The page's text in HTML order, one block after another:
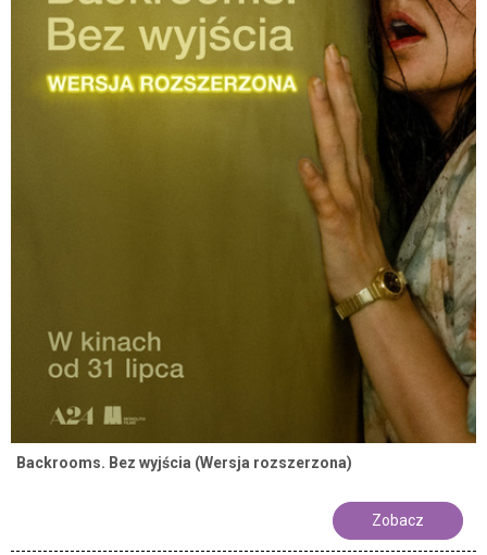
Backrooms. Bez wyjścia (Wersja rozszerzona)
Zobacz